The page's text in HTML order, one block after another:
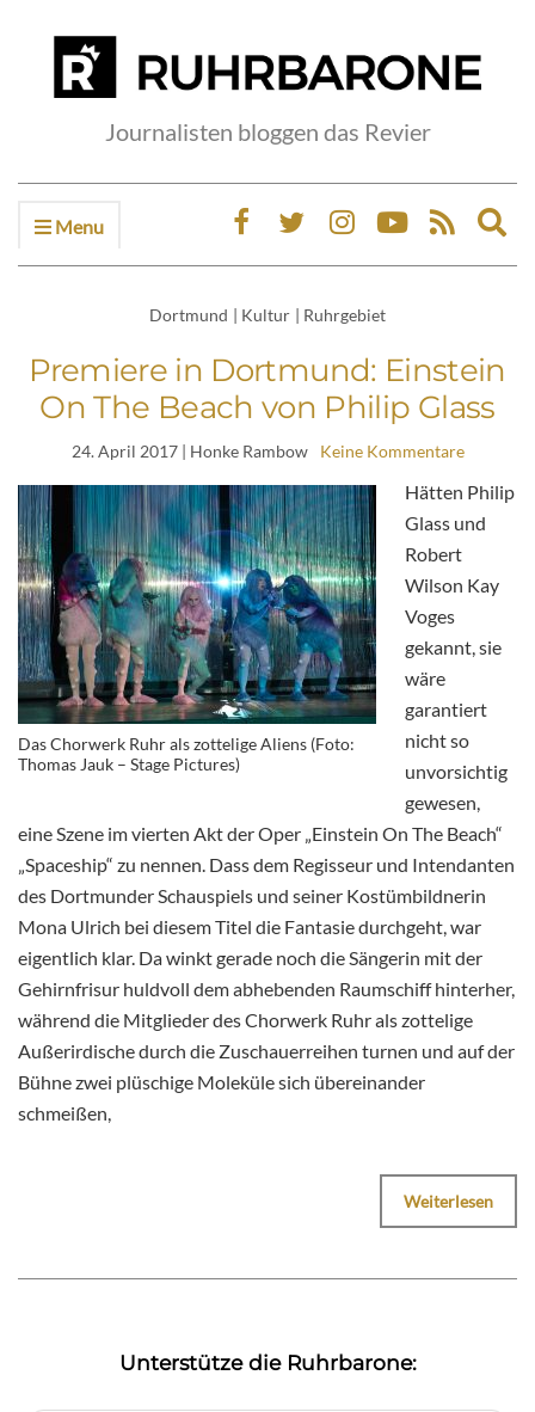
Journalisten bloggen das Revier
Menu
Dortmund | Kultur | Ruhrgebiet
Premiere in Dortmund: Einstein
On The Beach von Philip Glass
24. April 2017| Honke Rambow Keine Kommentare
Das Chorwerk Ruhr als zottelige Aliens (Foto:
Thomas Jauk – Stage Pictures)
Hätten Philip
Glass und
Robert
Wilson Kay
Voges
gekannt, sie
wäre
garantiert
nicht so
unvorsichtig
gewesen,
eine Szene im vierten Akt der Oper „Einstein On The Beach“
„Spaceship“ zu nennen. Dass dem Regisseur und Intendanten
des Dortmunder Schauspiels und seiner Kostümbildnerin
Mona Ulrich bei diesem Titel die Fantasie durchgeht, war
eigentlich klar. Da winkt gerade noch die Sängerin mit der
Gehirnfrisur huldvoll dem abhebenden Raumschiff hinterher,
während die Mitglieder des Chorwerk Ruhr als zottelige
Außerirdische durch die Zuschauerreihen turnen und auf der
Bühne zwei plüschige Moleküle sich übereinander
schmeißen,
Weiterlesen
Unterstütze die Ruhrbarone: